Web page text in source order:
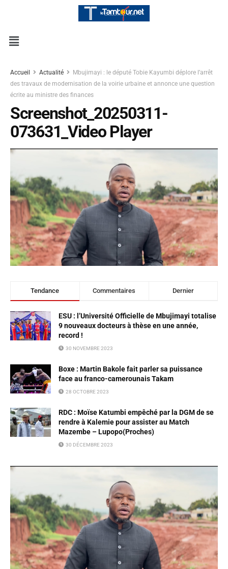
Accueil Actualité
Mbujimayi : le député Tobie Kayumbi déplore l’arrêt
des travaux de modernisation de la voirie urbaine et annonce une question
écrite au ministre des finances
Screenshot_20250311-
073631_Video Player
Tendance Commentaires Dernier
ESU : l’Université Officielle de Mbujimayi totalise
9 nouveaux docteurs à thèse en une année,
record !
30 NOVEMBRE 2023
Boxe : Martin Bakole fait parler sa puissance
face au franco-camerounais Takam
28 OCTOBRE 2023
RDC : Moïse Katumbi empêché par la DGM de se
rendre à Kalemie pour assister au Match
Mazembe – Lupopo(Proches)
30 DÉCEMBRE 2023